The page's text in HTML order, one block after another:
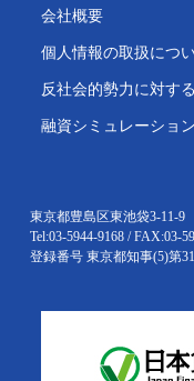
会社概要
個人情報の取扱につ
反社会的勢力に対す
融資シミュレーション
東京都豊島区東池袋3-11-9
Tel:03-5944-9168 / FAX:03-
登録番号 東京都知事(5)第